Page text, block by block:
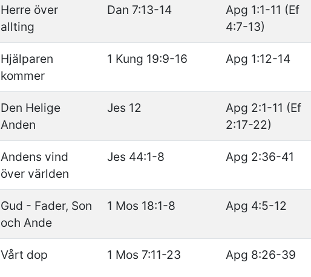
Herre över
allting
Dan 7:13-14
Apg 1:1-11 (Ef
4:7-13)
Hjälparen
kommer
1 Kung 19:9-16 Apg 1:12-14
Den Helige
Anden
Jes 12
Apg 2:1-11 (Ef
2:17-22)
Andens vind
över världen
Jes 44:1-8 Apg 2:36-41
Gud - Fader, Son
och Ande
1 Mos 18:1-8 Apg 4:5-12
Vårt dop 1 Mos 7:11-23 Apg 8:26-39